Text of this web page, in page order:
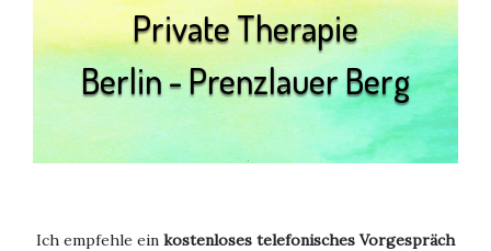
Private Therapie
Berlin - Prenzlauer Berg
Ich empfehle ein kostenloses telefonisches Vorgespräch